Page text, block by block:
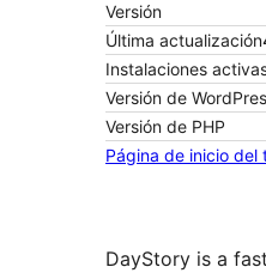
Versión
Última actualización
Instalaciones
Versión de
Versión de PHP
Página de inicio del
DayStory is a